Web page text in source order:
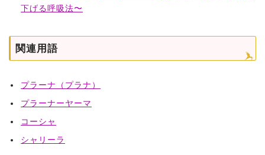
下げる呼吸法〜
関連用語
プラーナ（プラナ）
プラーナーヤーマ
コーシャ
シャリーラ